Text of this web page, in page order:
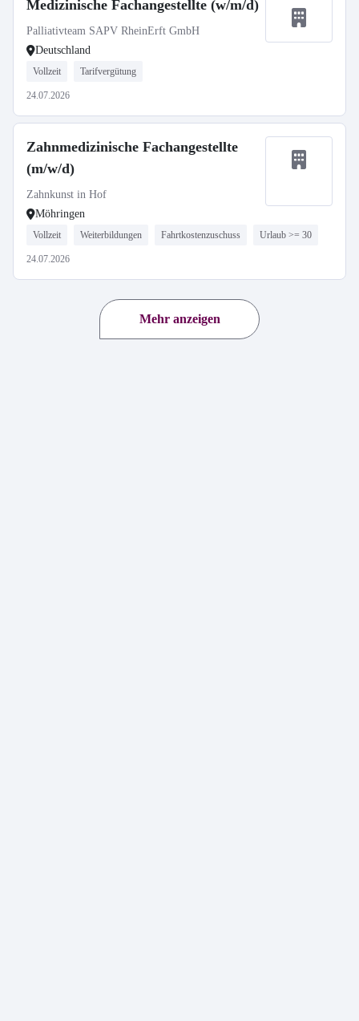
Medizinische Fachangestellte (w/m/d)
Palliativteam SAPV RheinErft GmbH
Deutschland
Vollzeit Tarifvergütung
24.07.2026
Zahnmedizinische Fachangestellte
(m/w/d)
Zahnkunst in Hof
Möhringen
Vollzeit Weiterbildungen Fahrtkostenzuschuss Urlaub >= 30
24.07.2026
Mehr anzeigen